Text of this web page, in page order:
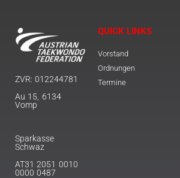
ZVR: 012244781
Au 15, 6134
Vomp
Sparkasse
Schwaz
AT31 2051 0010
0000 0487
QUICK LINKS
Vorstand
Ordnungen
Termine